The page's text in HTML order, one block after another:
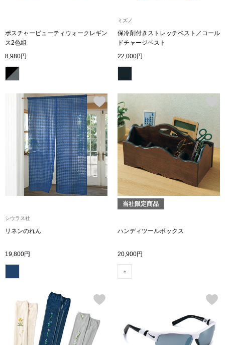
サンダル
財布／小物
財布／コイン
革小物
ポーチ
ブレスレット
ポスチャービューティウォークレギン
ス2色組
8,980円
ミズノ
保冷剤付きストレッチベスト／コール
ドチャージベスト
22,000円
シウラス社
リネンのれん
19,800円
当社限定商品
ハンディツールボックス
20,900円